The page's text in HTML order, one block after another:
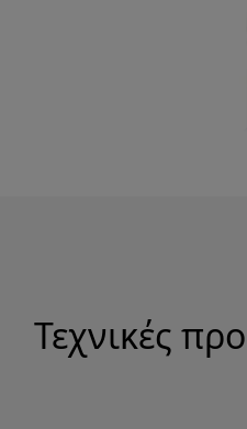
Τεχνικές